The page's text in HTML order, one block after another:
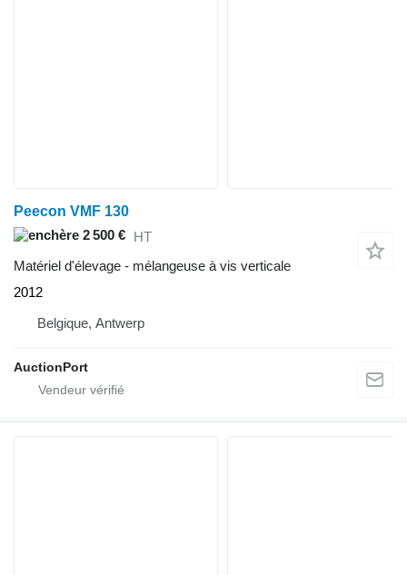
Peecon VMF 130
2 500 € HT
Matériel d'élevage - mélangeuse à vis verticale
2012
Belgique, Antwerp
AuctionPort